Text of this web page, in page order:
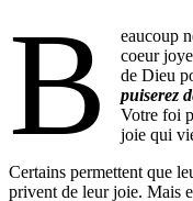
B
eaucoup
coeur
de Dieu
puiserez
Votre foi
joie qui
Certains permettent que
privent de leur joie. Mais